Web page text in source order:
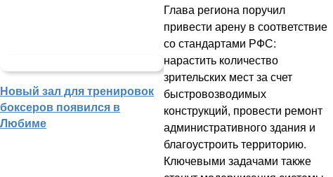
Новый зал для тренировок
боксеров появился в
Любиме
Глава региона поручил
привести арену в соответствие
со стандартами РФС:
нарастить количество
зрительских мест за счет
быстровозводимых
конструкций, провести ремонт
административного здания и
благоустроить территорию.
Ключевыми задачами также